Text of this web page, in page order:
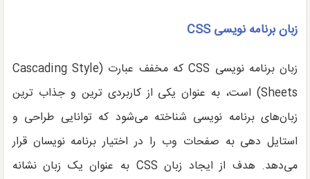
زبان برنامه نویسیCSS
زبان برنامه نویسی CSS که مخفف عبارت (Cascading Style
Sheets) است، به عنوان یکی از کاربردی ترین و جذاب ترین
زبان‌های برنامه نویسی شناخته می‌شود که توانایی طراحی و
استایل دهی به صفحات وب را در اختیار برنامه نویسان قرار
می‌دهد. هدف از ایجاد زبان CSS به عنوان یک زبان نشانه